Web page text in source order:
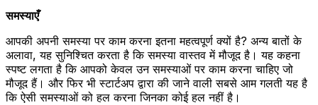
समस्याएँ
आपकी अपनी समस्या पर काम करना इतना महत्वपूर्ण क्यों है? अन्य बातों के
अलावा, यह सुनिश्चित करता है कि समस्या वास्तव में मौजूद है। यह कहना
स्पष्ट लगता है कि आपको केवल उन समस्याओं पर काम करना चाहिए जो
मौजूद हैं। और फिर भी स्टार्टअप द्वारा की जाने वाली सबसे आम गलती यह है
कि ऐसी समस्याओं को हल करना जिनका कोई हल नहीं है।